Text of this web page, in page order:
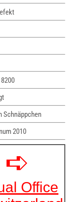
Schnäppchen
2010